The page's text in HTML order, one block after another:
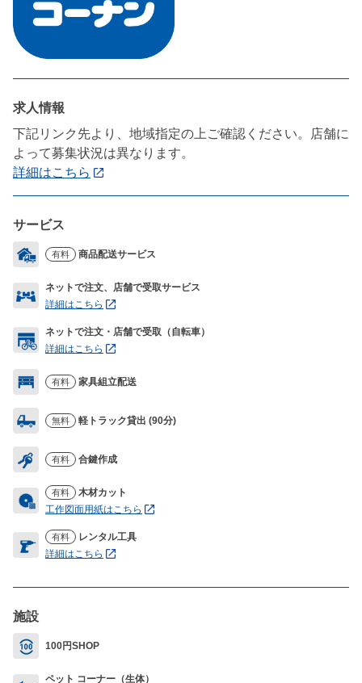
求人情報
下記リンク先より、地域指定の上ご確認ください。店舗に
よって募集状況は異なります。
詳細はこちら
サービス
有料 商品配送サービス
ネットで注文、店舗で受取サービス
詳細はこちら
ネットで注文・店舗で受取（自転車）
詳細はこちら
有料 家具組立配送
無料 軽トラック貸出 (90分)
有料 合鍵作成
有料
木材カット
工作図面用紙はこちら
有料
レンタル工具
詳細はこちら
施設
100円SHOP
ペット コーナー（生体）